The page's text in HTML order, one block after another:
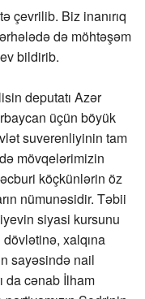
çevrilib. Biz inanırıq
də möhtəşəm
bildirib.
deputatı Azər
üçün böyük
suverenliyinin tam
mövqelərimizin
köçkünlərin öz
nümunəsidir. Təbii
siyasi kursunu
xalqına
sayəsində nail
da cənab İlham